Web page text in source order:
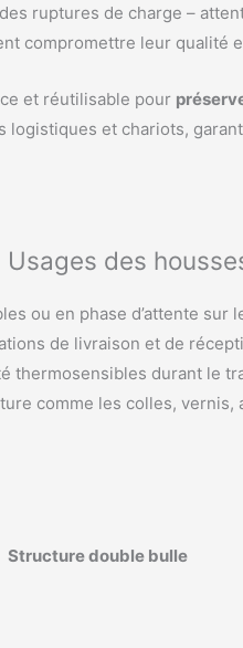
ruptures de charge –
compromettre leur qualité
et réutilisable pour
logistiques et chariots,
Usages des
ou en phase d’attente sur
de livraison et de
thermosensibles durant le
comme les colles, vernis,
Structure double bulle